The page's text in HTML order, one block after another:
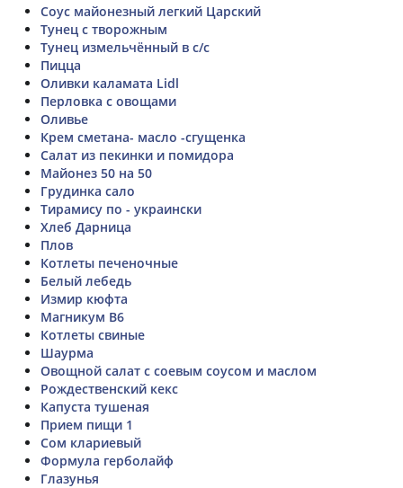
Соус майонезный легкий Царский
Тунец с творожным
Тунец измельчённый в с/с
Пицца
Оливки каламата Lidl
Перловка с овощами
Оливье
Крем сметана- масло -сгущенка
Салат из пекинки и помидора
Майонез 50 на 50
Грудинка сало
Тирамису по - украински
Хлеб Дарница
Плов
Котлеты печеночные
Белый лебедь
Измир кюфта
Магникум B6
Котлеты свиные
Шаурма
Овощной салат с соевым соусом и маслом
Рождественский кекс
Капуста тушеная
Прием пищи 1
Сом клариевый
Формула герболайф
Глазунья